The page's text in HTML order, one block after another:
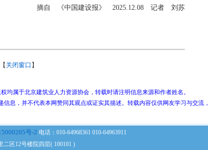
摘自 《中国建设报》 2025.12.08记者 刘苏
关闭窗口 】
属于北京建筑业人力资源协会，转载时请注明信息来源和作者姓名。
息，并不代表本网赞同其观点或证实其描述。转载内容仅供网友学习与交流，
号-2 电话：010-64968361 010-64963911
区12号楼院四层( 100101 )